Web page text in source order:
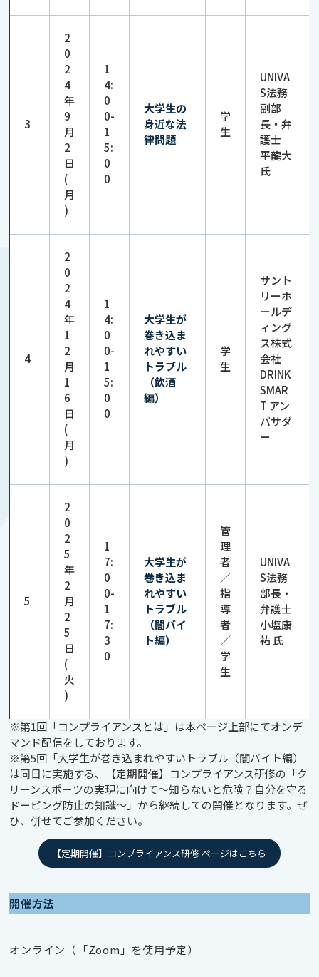
3
2
0
2
4
年
9
月
2
日
(
月
)
1
4:
0
0-
1
5:
0
0
大学生の
身近な法
律問題
学
生
UNIVA
S法務
副部
長・弁
護士
平龍大
氏
4
2
0
2
4
年
1
2
月
1
6
日
(
月
)
1
4:
0
0-
1
5:
0
0
大学生が
巻き込ま
れやすい
トラブル
（飲酒
編）
学
生
サント
リーホ
ールデ
ィング
ス株式
会社
DRINK
SMAR
T アン
バサダ
ー
5
2
0
2
5
年
2
月
2
5
日
(
火
)
1
7:
0
0-
1
7:
3
0
大学生が
巻き込ま
れやすい
トラブル
（闇バイ
ト編）
管
理
者
／
指
導
者
／
学
生
UNIVA
S法務
部長・
弁護士
小塩康
祐 氏
※第1回「コンプライアンスとは」は本ページ上部にてオンデ
マンド配信をしております。
※第5回「大学生が巻き込まれやすいトラブル（闇バイト編）
は同日に実施する、【定期開催】コンプライアンス研修の「ク
リーンスポーツの実現に向けて～知らないと危険？自分を守る
ドーピング防止の知識～」から継続しての開催となります。ぜ
ひ、併せてご参加ください。
【定期開催】コンプライアンス研修 ページはこちら
開催方法
オンライン（「Zoom」を使用予定）